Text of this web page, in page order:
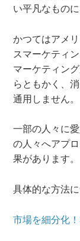
い平凡なもの
かつてはアメ
スマーケティ
マーケティン
らともかく、
通用しません。
一部の人々に
の人々へアプ
果があります。
具体的な方法
市場を細分化